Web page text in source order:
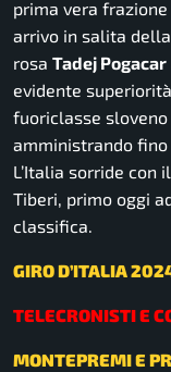
prima vera
arrivo in salita della
rosa Tadej Pogacar
evidente
fuoriclasse
amministrando
L’Italia sorride con
Tiberi, primo oggi
classifica.
GIRO D’ITALIA
TELECRONISTI E
MONTEPREMI E